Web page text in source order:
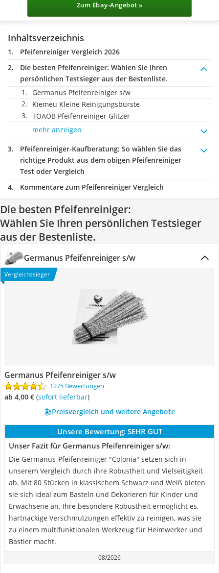
Zum Ebay-Angebot »
Inhaltsverzeichnis
Pfeifenreiniger Vergleich 2026
Die besten Pfeifenreiniger: Wählen Sie Ihren
persönlichen Testsieger aus der Bestenliste.
Germanus Pfeifenreiniger s/w
Kiemeu Kleine Reinigungsbürste
TOAOB Pfeifenreiniger Glitzer
mehr anzeigen
Pfeifenreiniger-Kaufberatung: So wählen Sie das
richtige Produkt aus dem obigen Pfeifenreiniger
Test oder Vergleich
Kommentare zum Pfeifenreiniger Vergleich
Die besten Pfeifenreiniger:
Wählen Sie Ihren persönlichen Testsieger
aus der Bestenliste.
Germanus Pfeifenreiniger s/w
Vergleichssieger
Germanus Pfeifenreiniger s/w
1275 Bewertungen
ab 4,00 € ( Sofort lieferbar)
Preisvergleich und weitere Angebote
Unsere Bewertung: SEHR GUT
Unser Fazit für Germanus Pfeifenreiniger s/w:
Die Germanus-Pfeifenreiniger "Colonia" setzen sich in
unserem Vergleich durch ihre Robustheit und Vielseitigkeit
ab. Mit 80 Stücken in klassischem Schwarz und Weiß bieten
sie sich ideal zum Basteln und Dekorieren für Kinder und
Erwachsene an. Ihre besondere Robustheit ermöglicht es,
hartnäckige Verschmutzungen effektiv zu reinigen, was sie
zu einem multifunktionalen Werkzeug für Heimwerker und
Bastler macht.
08/2026